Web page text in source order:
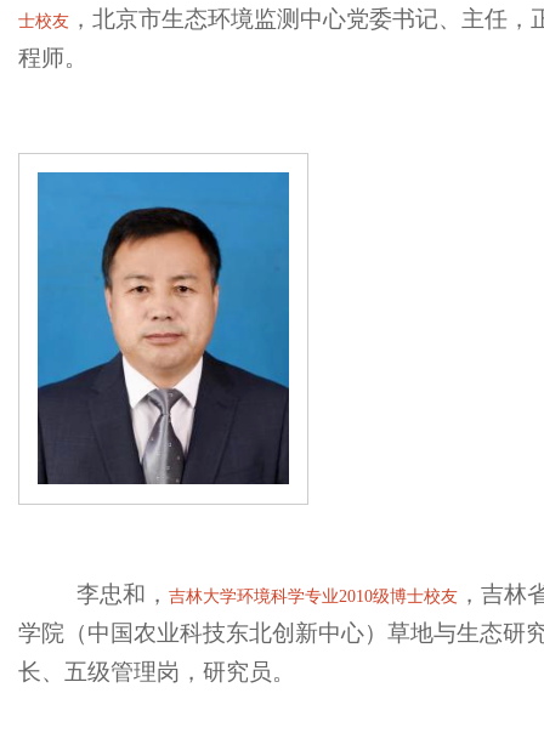
士校友 ，北京市生态环境监测中心党委书记、主任，
程师。
李忠和， 吉林大学环境科学专业2010级博士校友 ，吉林
学院（中国农业科技东北创新中心）草地与生态研
长、五级管理岗，研究员。